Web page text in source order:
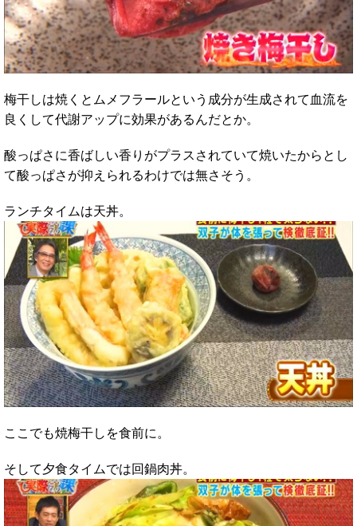
梅干しは焼くとムメフラールという成分が生成されて血流を
良くして代謝アップに効果があるんだとか。
酸っぱさに香ばしい香りがプラスされていて焼いたからとし
て酸っぱさが抑えられるわけでは無さそう。
ランチタイムは天丼。
ここでも焼梅干しを食前に。
そして夕食タイムでは回鍋肉丼。